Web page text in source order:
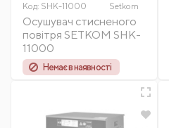
Код: SHK-11000 Setkom
Осушувач стисненого
повітря SETKOM SHK-
11000
Немає в наявності